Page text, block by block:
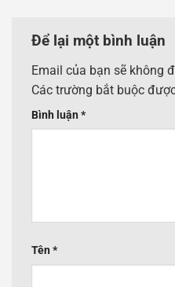
Để lại một bình luận
Email của bạn sẽ không
Các trường bắt buộc
Bình luận *
Tên *